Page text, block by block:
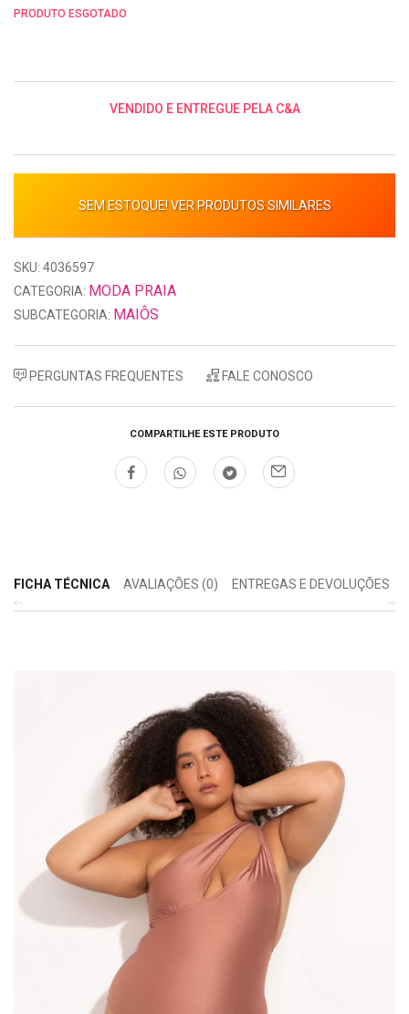
PRODUTO ESGOTADO
VENDIDO E ENTREGUE PELA C&A
SEM ESTOQUE! VER PRODUTOS SIMILARES
SKU: 4036597
CATEGORIA: MODA PRAIA
SUBCATEGORIA: MAIÔS
PERGUNTAS FREQUENTES FALE CONOSCO
COMPARTILHE ESTE PRODUTO
FICHA TÉCNICA AVALIAÇÕES (0) ENTREGAS E DEVOLUÇÕES